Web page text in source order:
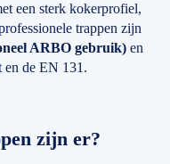
een sterk kokerprofiel,
trappen zijn
ARBO gebruik) en
en de EN 131.
zijn er?